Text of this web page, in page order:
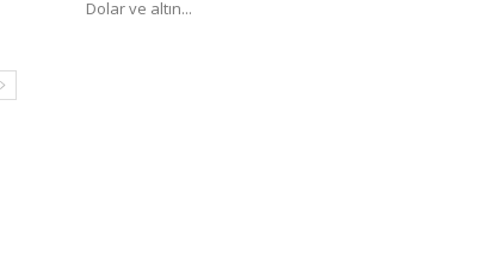
Dolar ve altın...